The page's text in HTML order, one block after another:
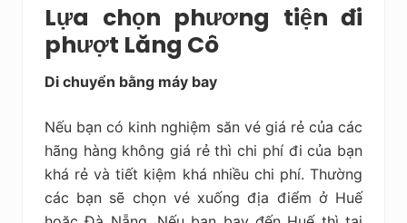
Lựa chọn phương tiện đi
phượt Lăng Cô
Di chuyển bằng máy bay
Nếu bạn có kinh nghiệm săn vé giá rẻ của các
hãng hàng không giá rẻ thì chi phí đi của bạn
khá rẻ và tiết kiệm khá nhiều chi phí. Thường
các bạn sẽ chọn vé xuống địa điểm ở Huế